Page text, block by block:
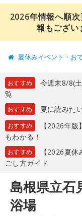
2026年情報へ順
報もござい
夏休みイベント・お
おすすめ
今週末8/8(
覧
おすすめ 夏に読みた
おすすめ
【2026年
もわかる！
おすすめ
【2026夏
ごし方ガイド
島根県立石
浴場